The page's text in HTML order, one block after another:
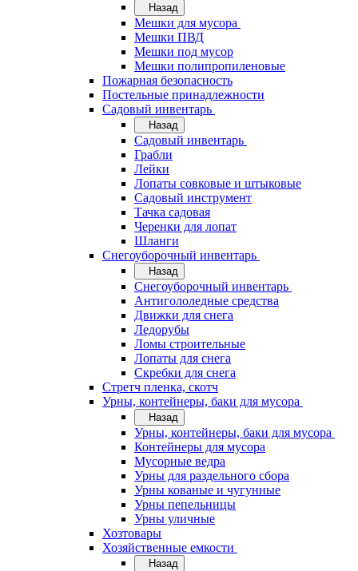
Назад
Мешки для мусора
Мешки ПВД
Мешки под мусор
Мешки полипропиленовые
Пожарная безопасность
Постельные принадлежности
Садовый инвентарь
Назад
Садовый инвентарь
Грабли
Лейки
Лопаты совковые и штыковые
Садовый инструмент
Тачка садовая
Черенки для лопат
Шланги
Снегоуборочный инвентарь
Назад
Снегоуборочный инвентарь
Антигололедные средства
Движки для снега
Ледорубы
Ломы строительные
Лопаты для снега
Скребки для снега
Стретч пленка, скотч
Урны, контейнеры, баки для мусора
Назад
Урны, контейнеры, баки для мусора
Контейнеры для мусора
Мусорные ведра
Урны для раздельного сбора
Урны кованые и чугунные
Урны пепельницы
Урны уличные
Хозтовары
Хозяйственные емкости
Назад